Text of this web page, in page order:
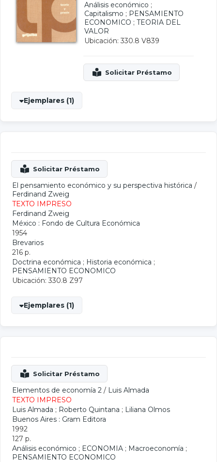
Análisis económico ;
Capitalismo ; PENSAMIENTO
ECONOMICO ; TEORIA DEL
VALOR
Ubicación: 330.8 V839
Ejemplares (1)
El pensamiento económico y su perspectiva histórica /
Ferdinand Zweig
TEXTO IMPRESO
Ferdinand Zweig
México : Fondo de Cultura Económica
1954
Brevarios
216 p.
Doctrina económica ; Historia económica ;
PENSAMIENTO ECONOMICO
Ubicación: 330.8 Z97
Ejemplares (1)
Elementos de economía 2 / Luis Almada
TEXTO IMPRESO
Luis Almada ; Roberto Quintana ; Liliana Olmos
Buenos Aires : Gram Editora
1992
127 p.
Análisis económico ; ECONOMIA ; Macroeconomía ;
PENSAMIENTO ECONOMICO